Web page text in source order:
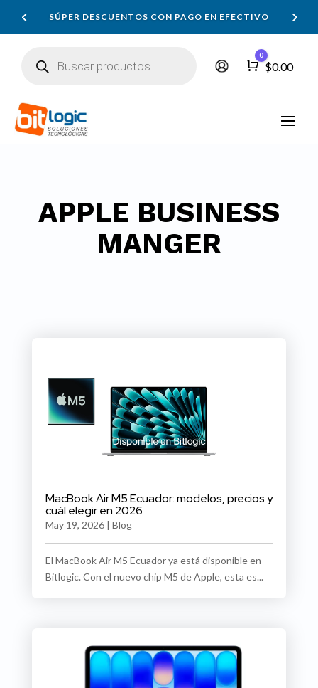
SÚPER DESCUENTOS CON PAGO EN EFECTIVO
productos
Carro
0
$0.00
APPLE BUSINESS
MANGER
MacBook Air M5 Ecuador: modelos, precios y
cuál elegir en 2026
May 19, 2026| Blog
El MacBook Air M5 Ecuador ya está disponible en
Bitlogic. Con el nuevo chip M5 de Apple, esta es...